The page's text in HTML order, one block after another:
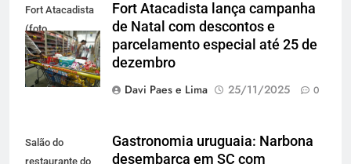
Fort Atacadista
(foto
Divulgação)
Fort Atacadista lança campanha
de Natal com descontos e
parcelamento especial até 25 de
dezembro
Davi Paes e Lima
25/11/2025 0
Salão do
restaurante do
Gastronomia uruguaia: Narbona
desembarca em SC com